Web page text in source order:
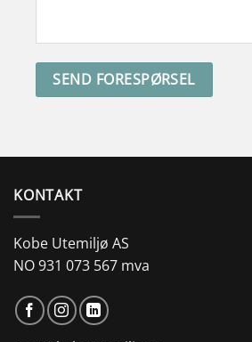
KONTAKT
Kobe Utemiljø AS
NO 931 073 567 mva